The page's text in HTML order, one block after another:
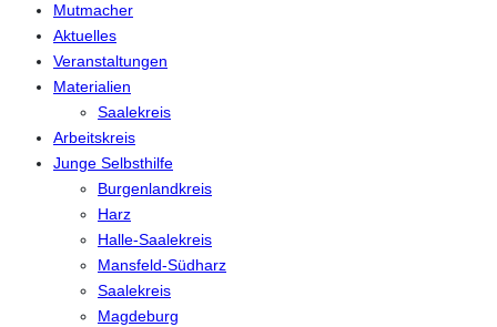
Mutmacher
Aktuelles
Veranstaltungen
Materialien
Saalekreis
Arbeitskreis
Junge Selbsthilfe
Burgenlandkreis
Harz
Halle-Saalekreis
Mansfeld-Südharz
Saalekreis
Magdeburg